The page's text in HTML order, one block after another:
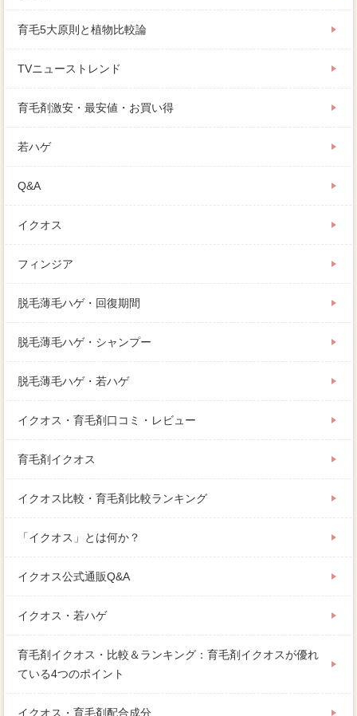
育毛5大原則と植物比較論
TVニューストレンド
育毛剤激安・最安値・お買い得
若ハゲ
Q&A
イクオス
フィンジア
脱毛薄毛ハゲ・回復期間
脱毛薄毛ハゲ・シャンプー
脱毛薄毛ハゲ・若ハゲ
イクオス・育毛剤口コミ・レビュー
育毛剤イクオス
イクオス比較・育毛剤比較ランキング
「イクオス」とは何か？
イクオス公式通販Q&A
イクオス・若ハゲ
育毛剤イクオス・比較＆ランキング：育毛剤イクオスが優れ
ている4つのポイント
イクオス・育毛剤配合成分